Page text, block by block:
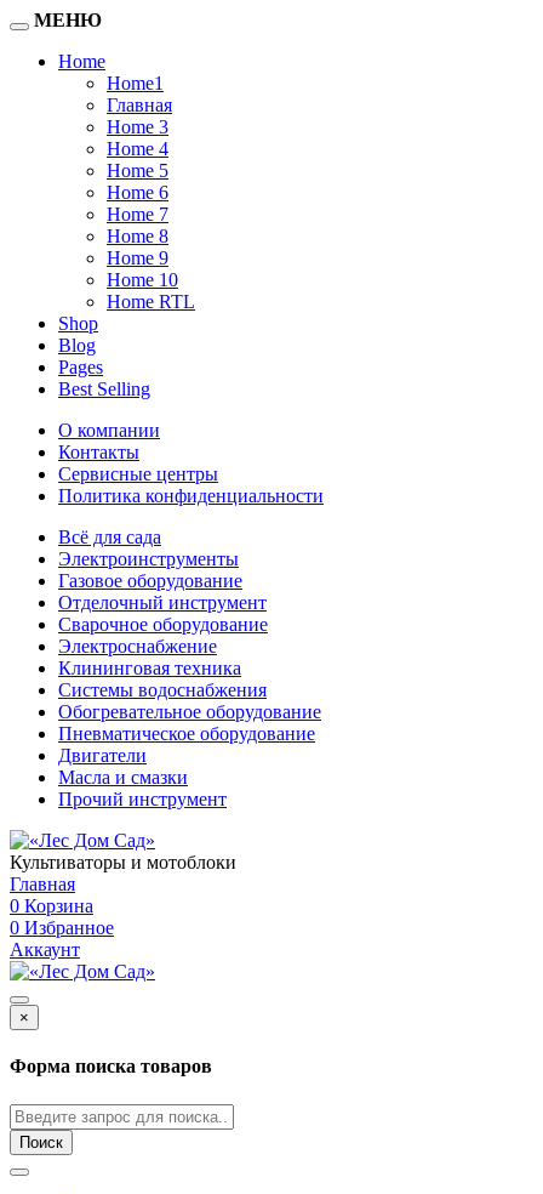
МЕНЮ
Home
Home1
Главная
Home 3
Home 4
Home 5
Home 6
Home 7
Home 8
Home 9
Home 10
Home RTL
Shop
Blog
Pages
Best Selling
О компании
Контакты
Сервисные центры
Политика конфиденциальности
Всё для сада
Электроинструменты
Газовое оборудование
Отделочный инструмент
Сварочное оборудование
Электроснабжение
Клининговая техника
Системы водоснабжения
Обогревательное оборудование
Пневматическое оборудование
Двигатели
Масла и смазки
Прочий инструмент
Культиваторы и мотоблоки
Главная
0 Корзина
0 Избранное
Аккаунт
×
Форма поиска товаров
Поиск